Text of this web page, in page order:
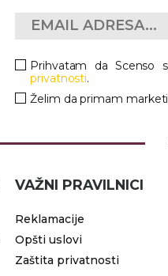
Prihvatam da Scenso
privatnosti.
Želim da primam
VAŽNI PRAVILNICI
Reklamacije
Opšti uslovi
Zaštita privatnosti